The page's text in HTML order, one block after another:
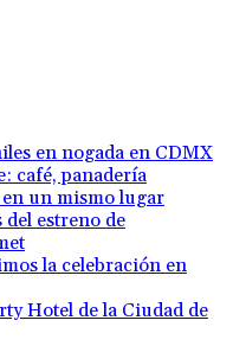
en nogada en CDMX
café, panadería
en un mismo lugar
del estreno de
la celebración en
Hotel de la Ciudad de